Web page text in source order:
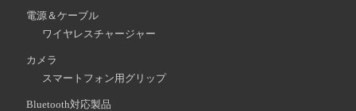
電源＆ケーブル
ワイヤレスチャージャー
カメラ
スマートフォン用グリップ
Bluetooth対応製品